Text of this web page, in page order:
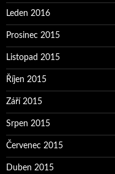
Leden 2016
Prosinec 2015
Listopad 2015
Říjen 2015
Září 2015
Srpen 2015
Červenec 2015
Duben 2015